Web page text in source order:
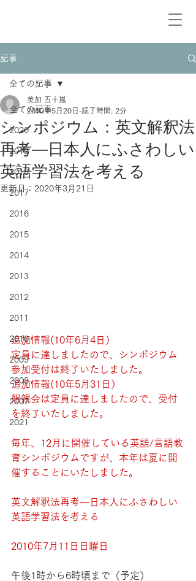
記事
全ての記事
2020
2019
2018
2017
2016
2015
2014
2013
2012
2011
2010
2009
2008
2007
2021
全ての記事
シンポジウム：英文解釈法
再考—日本人にふさわしい
英語学習法を考える
美加 五十嵐
2010年5月20日 読了時間: 2分
更新日： 2020年3月21日
追加情報(10年6月4日）
定員に達しましたので、シンポジウム
参加受付は終了いたしました。
追加情報(10年5月31日）
懇親会は定員に達しましたので、受付
を終了いたしました。
毎年、12月に開催している英語/言語教
育シンポジウムですが、本年は夏に開
催することにいたしました。
英文解釈法再考—日本人にふさわしい
英語学習法を考える
2010年7月11日日曜日
午後1時から6時頃まで（予定）